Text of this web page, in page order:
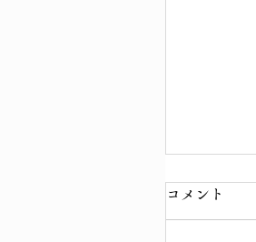
コメント